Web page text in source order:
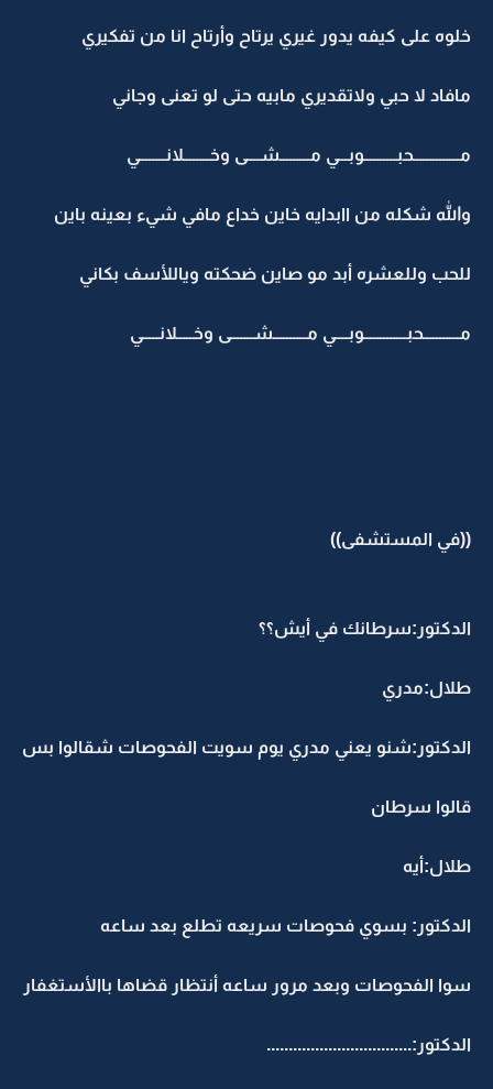
خلوه على كيفه يدور غيري يرتاح وأرتاح انا من تفكيري
مافاد لا حبي ولاتقديري مابيه حتى لو تعنى وجاني
مــــــــــــــحبــــــــــوبـــي مـــــــــشــــى وخــــــــلانــــــــي
والله شكله من اابدايه خاين خداع مافي شيء بعينه باين
للحب وللعشره أبد مو صاين ضحكته وياللأسف بكاني
مـــــــــــحبـــــــــــــوبــــي مــــــــــشـــــــى وخـــــلانـــــي
((في المستشفى))
الدكتور:سرطانك في أيش؟؟
طلال:مدري
الدكتور:شنو يعني مدري يوم سويت الفحوصات شقالوا بس
قالوا سرطان
طلال:أيه
الدكتور: بسوي فحوصات سريعه تطلع بعد ساعه
سوا الفحوصات وبعد مرور ساعه أنتظار قضاها باالأستغفار
الدكتور:.................................